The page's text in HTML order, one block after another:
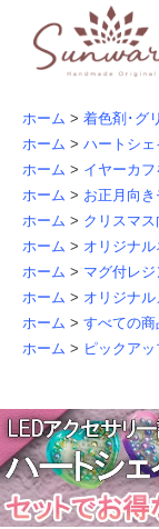
ホーム > 着色剤･グ
ホーム > ハートシ
ホーム > イヤーカ
ホーム > お正月向
ホーム > クリスマ
ホーム > オリジナ
ホーム > マグ付レ
ホーム > オリジナ
ホーム > すべての商
ホーム > ピックア